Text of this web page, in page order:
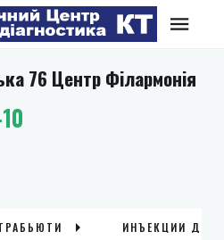
76 Центр Філармонія
ИНЪЕКЦИИ ДЛЯ